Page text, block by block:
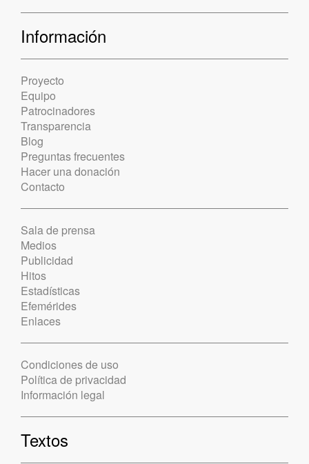
Información
Proyecto
Equipo
Patrocinadores
Transparencia
Blog
Preguntas frecuentes
Hacer una donación
Contacto
Sala de prensa
Medios
Publicidad
Hitos
Estadísticas
Efemérides
Enlaces
Condiciones de uso
Política de privacidad
Información legal
Textos